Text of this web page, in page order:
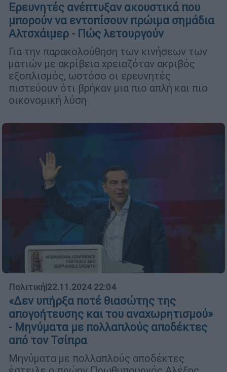
Ερευνητές ανέπτυξαν ακουστικά που
μπορούν να εντοπίσουν πρώιμα σημάδια
Αλτσχάιμερ - Πώς λετουργούν
Για την παρακολούθηση των κινήσεων των
ματιών με ακρίβεια χρειαζόταν ακριβός
εξοπλισμός, ωστόσο οι ερευνητές
πιστεύουν ότι βρήκαν μια πιο απλή και πιο
οικονομική λύση
Πολιτική|22.11.2024 22:04
«Δεν υπήρξα ποτέ θιασώτης της
απογοήτευσης και του αναχωρητισμού»
- Μηνύματα με πολλαπλούς αποδέκτες
από τον Τσίπρα
Μηνύματα με πολλαπλούς αποδέκτες